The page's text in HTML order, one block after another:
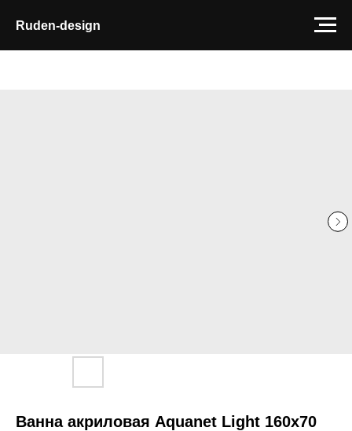
Ruden-design
Ванна акриловая Aquanet Light 160х70